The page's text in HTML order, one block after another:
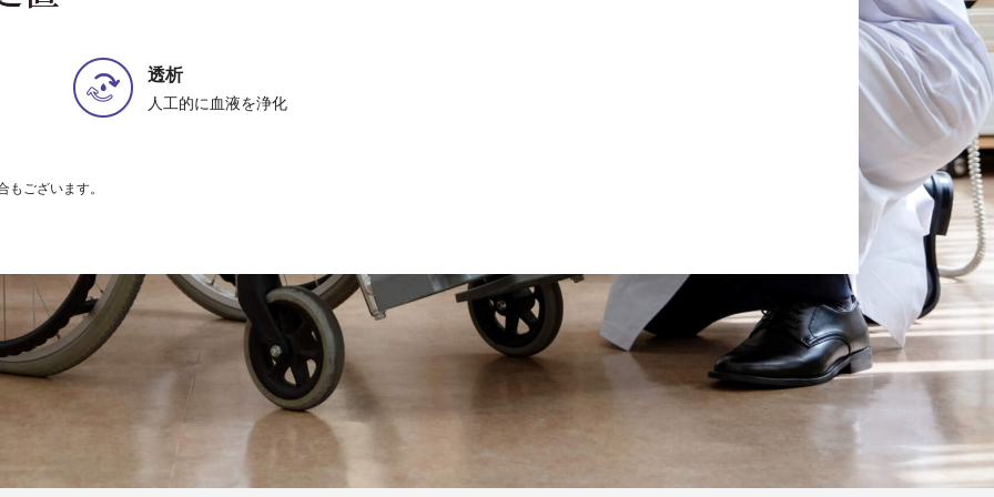
透析
人工的に血液を浄化
ございます。